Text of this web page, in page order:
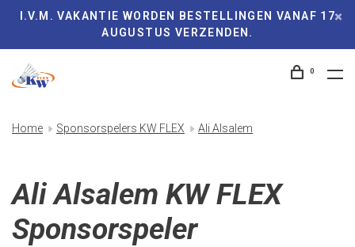
I.V.M. VAKANTIE WORDEN BESTELLINGEN VANAF 17
AUGUSTUS VERZENDEN.
0
Home Sponsorspelers KW FLEX Ali Alsalem
Ali Alsalem KW FLEX
Sponsorspeler